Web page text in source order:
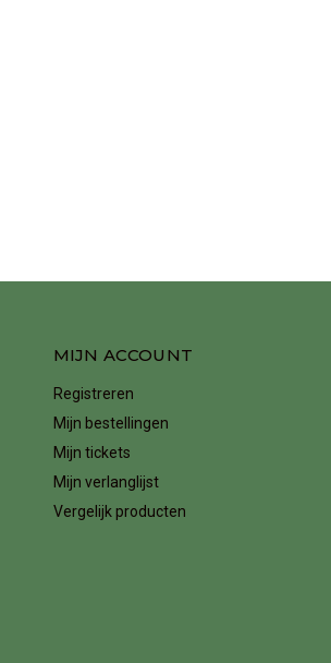
MIJN ACCOUNT
Registreren
Mijn bestellingen
Mijn tickets
Mijn verlanglijst
Vergelijk producten